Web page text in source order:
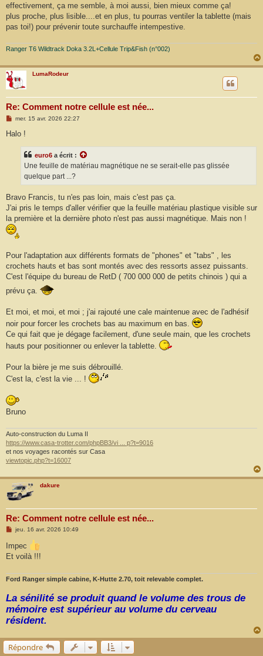
s
a
g
effectivement, ça me semble, à moi aussi, bien mieux comme ça!
plus proche, plus lisible....et en plus, tu pourras ventiler la tablette (mais
pas toi!) pour prévenir toute surchauffe intempestive.
Ranger T6 Wildtrack Doka 3.2L+Cellule Trip&Fish (n°002)
LumaRodeur
Re: Comment notre cellule est née...
M
s
mer. 15 avr. 2026 22:27
Halo !
euro6 a écrit :
Une feuille de matériau magnétique ne se serait-elle pas glissée
quelque part ...?
Bravo Francis, tu n'es pas loin, mais c'est pas ça.
J'ai pris le temps d'aller vérifier que la feuille matériau plastique visible sur
la première et la dernière photo n'est pas aussi magnétique. Mais non !
Pour l'adaptation aux différents formats de "phones" et "tabs" , les
crochets hauts et bas sont montés avec des ressorts assez puissants.
C'est l'équipe du bureau de RetD ( 700 000 000 de petits chinois ) qui a
prévu ça.
Et moi, et moi, et moi ; j'ai rajouté une cale maintenue avec de l'adhésif
noir pour forcer les crochets bas au maximum en bas.
Ce qui fait que je dégage facilement, d'une seule main, que les crochets
hauts pour positionner ou enlever la tablette.
Pour la bière je me suis débrouillé.
C'est la, c'est la vie ... !
Bruno
Auto-construction du Luma II
https://www.casa-trotter.com/phpBB3/vi ... p?t=9016
et nos voyages racontés sur Casa
viewtopic.php?t=16007
dakure
Re: Comment notre cellule est née...
M
s
s
a
jeu. 16 avr. 2026 10:49
Impec
Et voilà !!!
Ford Ranger simple cabine, K-Hutte 2.70, toit relevable complet.
La sénilité se produit quand le volume des trous de
mémoire est supérieur au volume du cerveau
résident.
Répondre